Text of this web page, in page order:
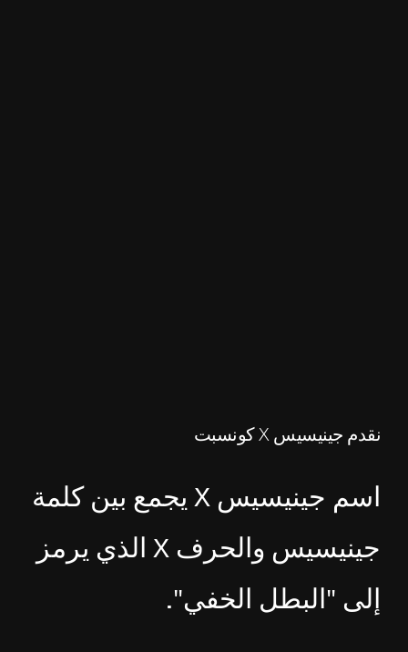
نقدم جينيسيس X كونسبت
اسم جينيسيس X يجمع بين كلمة
جينيسيس والحرف X الذي يرمز
إلى "البطل الخفي".